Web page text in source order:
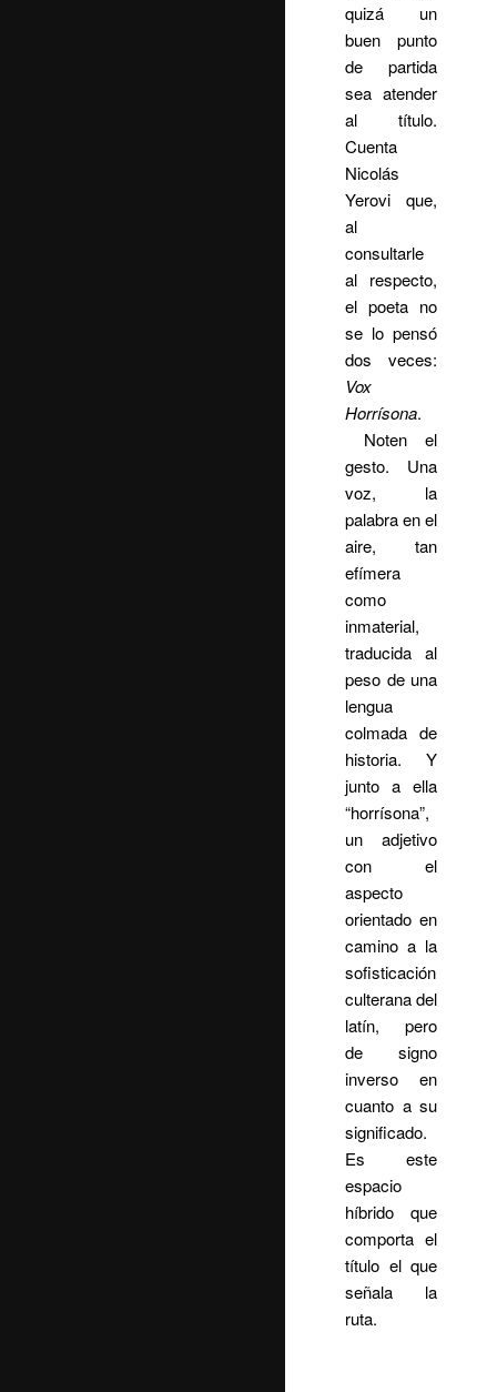
quizá un
buen punto
de partida
sea atender
al título.
Cuenta
Nicolás
Yerovi que,
al
consultarle
al respecto,
el poeta no
se lo pensó
dos veces:
Vox
Horrísona.
Noten el
gesto. Una
voz, la
palabra en el
aire, tan
efímera
como
inmaterial,
traducida al
peso de una
lengua
colmada de
historia. Y
junto a ella
“horrísona”,
un adjetivo
con el
aspecto
orientado en
camino a la
sofisticación
culterana del
latín, pero
de signo
inverso en
cuanto a su
significado.
Es este
espacio
híbrido que
comporta el
título el que
señala la
ruta.